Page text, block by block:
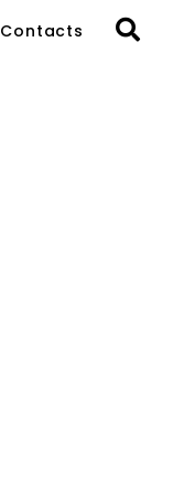
Contacts